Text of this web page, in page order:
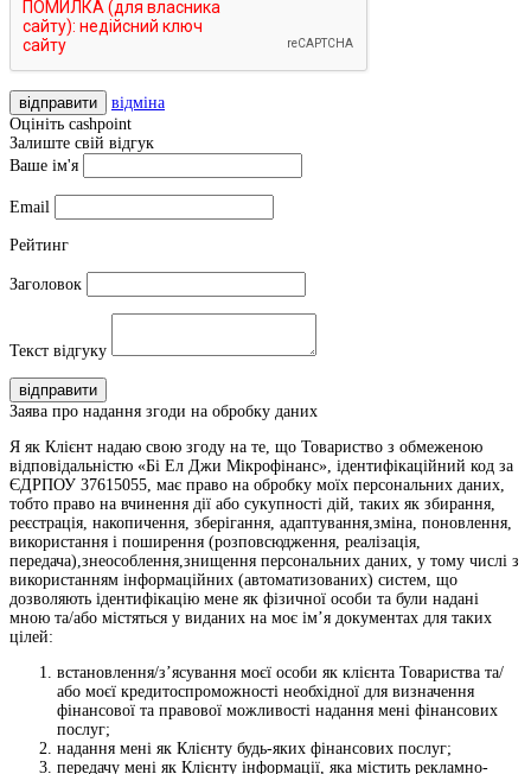
відправити
відміна
Оцініть cashpoint
Залиште свій відгук
Ваше ім'я
Email
Рейтинг
Заголовок
Текст відгуку
відправити
Заява про надання згоди на обробку даних
Я як Клієнт надаю свою згоду на те, що Товариство з обмеженою
відповідальністю «Бі Ел Джи Мікрофінанс», ідентифікаційний код за
ЄДРПОУ 37615055, має право на обробку моїх персональних даних,
тобто право на вчинення дії або сукупності дій, таких як збирання,
реєстрація, накопичення, зберігання, адаптування,зміна, поновлення,
використання і поширення (розповсюдження, реалізація,
передача),знеособлення,знищення персональних даних, у тому числі з
використанням інформаційних (автоматизованих) систем, що
дозволяють ідентифікацію мене як фізичної особи та були надані
мною та/або містяться у виданих на моє ім’я документах для таких
цілей:
встановлення/з’ясування моєї особи як клієнта Товариства та/
або моєї кредитоспроможності необхідної для визначення
фінансової та правової можливості надання мені фінансових
послуг;
надання мені як Клієнту будь-яких фінансових послуг;
передачу мені як Клієнту інформації, яка містить рекламно-